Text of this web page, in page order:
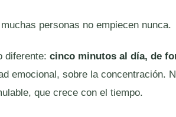
personas no empiecen nunca.
diferente: cinco minutos al día, de
emocional, sobre la concentración.
que crece con el tiempo.